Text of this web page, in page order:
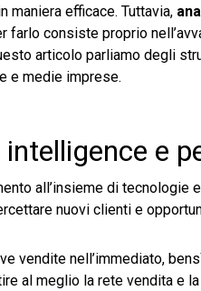
maniera efficace. Tuttavia,
consiste proprio
articolo parliamo degli
e medie imprese.
e
all’insieme di tecnologie
nuovi clienti e
vendite nell’immediato,
al meglio la rete vendita e